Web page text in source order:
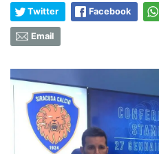
Twitter Facebook
Email